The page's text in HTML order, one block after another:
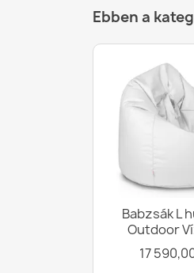
Ebben a
Babzsák L
Outdoor
17